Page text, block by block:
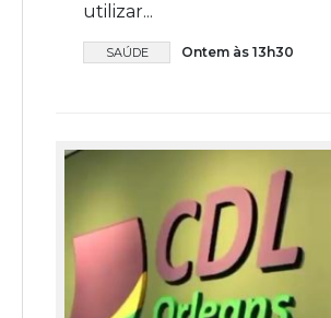
utilizar...
SAÚDE Ontem às 13h30